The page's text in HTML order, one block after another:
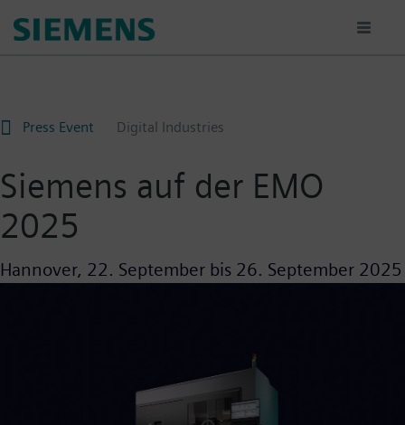
para
Press Event
Digital Industries
Siemens auf der EMO
2025
Hannover, 22. September bis 26. September 2025